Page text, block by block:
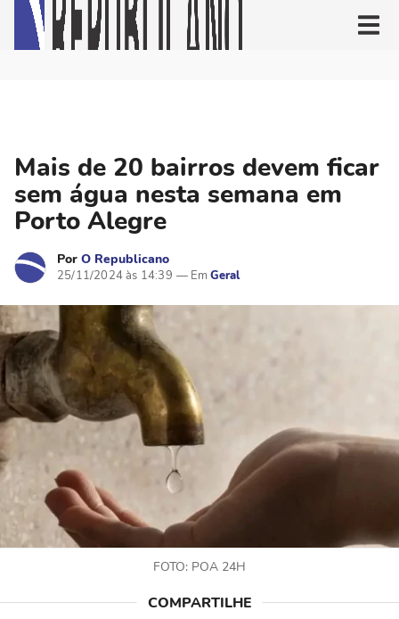
Mais de 20 bairros devem ficar
sem água nesta semana em
Porto Alegre
Por O Republicano
25/11/2024 às 14:39 Geral
FOTO: POA 24H